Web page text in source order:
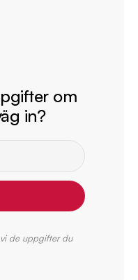
om
in?
de uppgifter du